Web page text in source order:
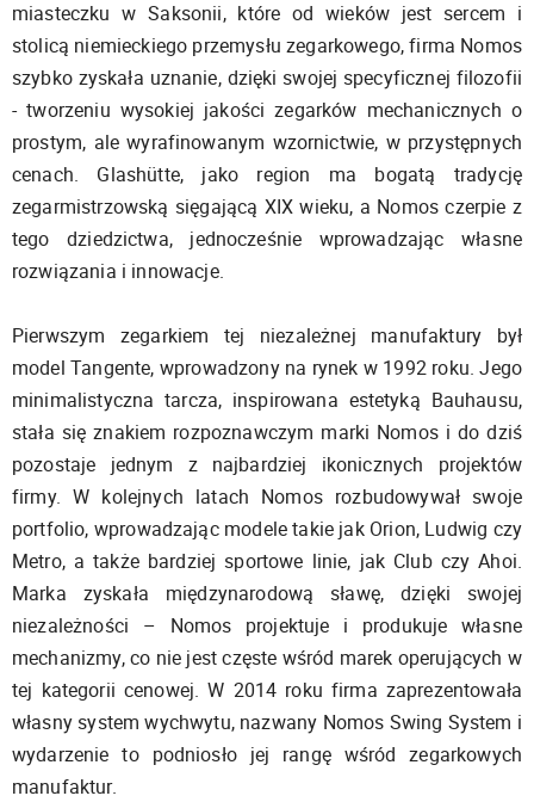
miasteczku w Saksonii, które od wieków jest sercem i
stolicą niemieckiego przemysłu zegarkowego, firma Nomos
szybko zyskała uznanie, dzięki swojej specyficznej filozofii
- tworzeniu wysokiej jakości zegarków mechanicznych o
prostym, ale wyrafinowanym wzornictwie, w przystępnych
cenach. Glashütte, jako region ma bogatą tradycję
zegarmistrzowską sięgającą XIX wieku, a Nomos czerpie z
tego dziedzictwa, jednocześnie wprowadzając własne
rozwiązania i innowacje.
Pierwszym zegarkiem tej niezależnej manufaktury był
model Tangente, wprowadzony na rynek w 1992 roku. Jego
minimalistyczna tarcza, inspirowana estetyką Bauhausu,
stała się znakiem rozpoznawczym marki Nomos i do dziś
pozostaje jednym z najbardziej ikonicznych projektów
firmy. W kolejnych latach Nomos rozbudowywał swoje
portfolio, wprowadzając modele takie jak Orion, Ludwig czy
Metro, a także bardziej sportowe linie, jak Club czy Ahoi.
Marka zyskała międzynarodową sławę, dzięki swojej
niezależności – Nomos projektuje i produkuje własne
mechanizmy, co nie jest częste wśród marek operujących w
tej kategorii cenowej. W 2014 roku firma zaprezentowała
własny system wychwytu, nazwany Nomos Swing System i
wydarzenie to podniosło jej rangę wśród zegarkowych
manufaktur.